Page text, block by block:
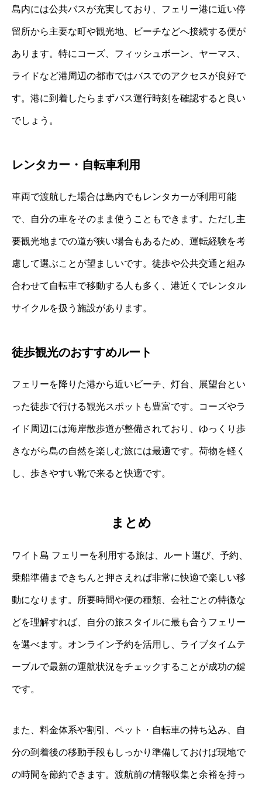
島内には公共バスが充実しており、フェリー港に近い停
留所から主要な町や観光地、ビーチなどへ接続する便が
あります。特にコーズ、フィッシュボーン、ヤーマス、
ライドなど港周辺の都市ではバスでのアクセスが良好で
す。港に到着したらまずバス運行時刻を確認すると良い
でしょう。
レンタカー・自転車利用
車両で渡航した場合は島内でもレンタカーが利用可能
で、自分の車をそのまま使うこともできます。ただし主
要観光地までの道が狭い場合もあるため、運転経験を考
慮して選ぶことが望ましいです。徒歩や公共交通と組み
合わせて自転車で移動する人も多く、港近くでレンタル
サイクルを扱う施設があります。
徒歩観光のおすすめルート
フェリーを降りた港から近いビーチ、灯台、展望台とい
った徒歩で行ける観光スポットも豊富です。コーズやラ
イド周辺には海岸散歩道が整備されており、ゆっくり歩
きながら島の自然を楽しむ旅には最適です。荷物を軽く
し、歩きやすい靴で来ると快適です。
まとめ
ワイト島 フェリーを利用する旅は、ルート選び、予約、
乗船準備まできちんと押さえれば非常に快適で楽しい移
動になります。所要時間や便の種類、会社ごとの特徴な
どを理解すれば、自分の旅スタイルに最も合うフェリー
を選べます。オンライン予約を活用し、ライブタイムテ
ーブルで最新の運航状況をチェックすることが成功の鍵
です。
また、料金体系や割引、ペット・自転車の持ち込み、自
分の到着後の移動手段もしっかり準備しておけば現地で
の時間を節約できます。渡航前の情報収集と余裕を持っ